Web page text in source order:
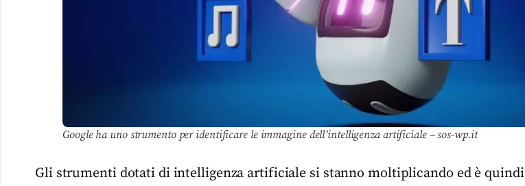
Google ha uno strumento per identificare le immagine dell’intelligenza artificiale – sos-wp.it
Gli strumenti dotati di intelligenza artificiale si stanno moltiplicando ed è quindi